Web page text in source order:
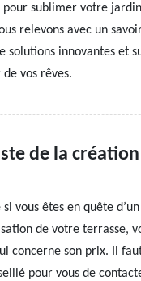
sublimer votre
relevons avec un
solutions innovantes et
vos rêves.
de la
vous êtes en quête
de votre terrasse,
concerne son prix. Il
pour vous de